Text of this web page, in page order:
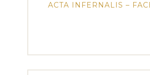
ACTA INFERNALIS –